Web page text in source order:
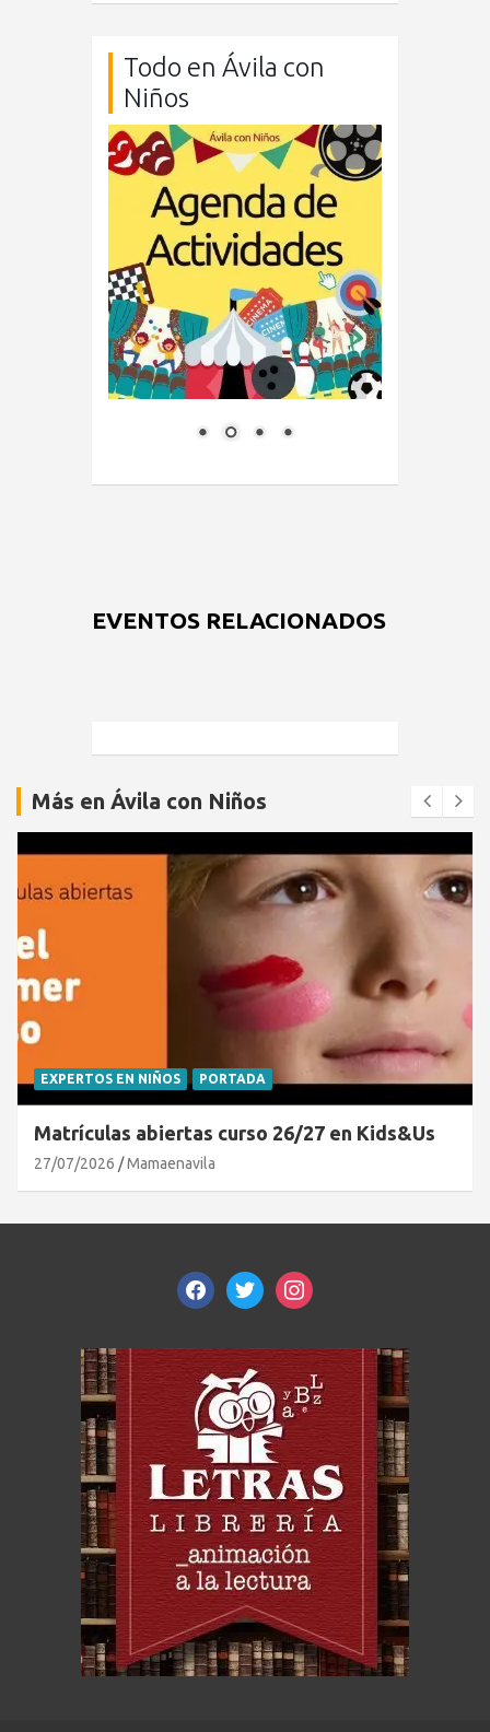
Todo en Ávila con
Niños
EVENTOS RELACIONADOS
Más en Ávila con Niños
EXPERTOS EN NIÑOS PORTADA
Matrículas abiertas curso 26/27 en Kids&Us
27/07/2026 Mamaenavila
facebooktwitterinstagram